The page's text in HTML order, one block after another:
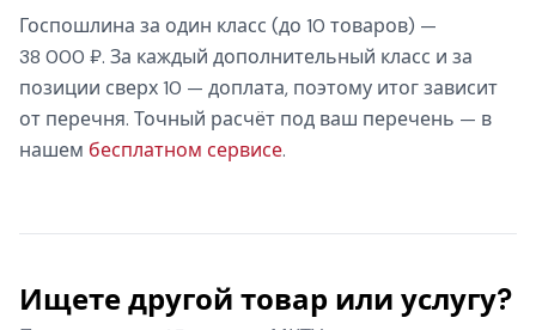
Госпошлина за один класс (до 10 товаров) —
38 000 ₽. За каждый дополнительный класс и за
позиции сверх 10 — доплата, поэтому итог зависит
от перечня. Точный расчёт под ваш перечень — в
нашем бесплатном сервисе.
Ищете другой товар или услугу?